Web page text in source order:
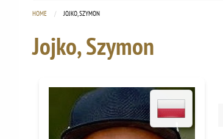
HOME CURRENT:
JOJKO, SZYMON
Jojko, Szymon